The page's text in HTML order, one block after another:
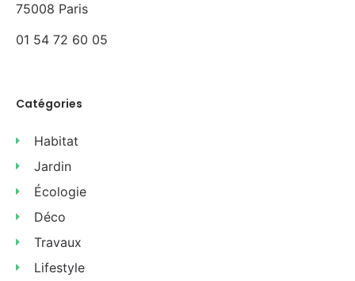
75008 Paris
01 54 72 60 05
Catégories
Habitat
Jardin
Écologie
Déco
Travaux
Lifestyle